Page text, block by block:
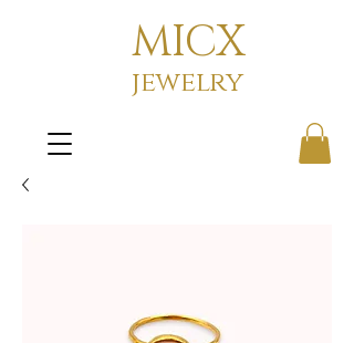
MICX
jewelry